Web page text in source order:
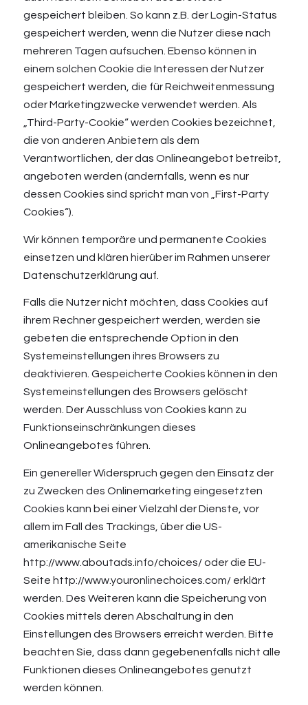
gespeichert bleiben. So kann z.B. der Login-Status
gespeichert werden, wenn die Nutzer diese nach
mehreren Tagen aufsuchen. Ebenso können in
einem solchen Cookie die Interessen der Nutzer
gespeichert werden, die für Reichweitenmessung
oder Marketingzwecke verwendet werden. Als
„Third-Party-Cookie“ werden Cookies bezeichnet,
die von anderen Anbietern als dem
Verantwortlichen, der das Onlineangebot betreibt,
angeboten werden (andernfalls, wenn es nur
dessen Cookies sind spricht man von „First-Party
Cookies“).
Wir können temporäre und permanente Cookies
einsetzen und klären hierüber im Rahmen unserer
Datenschutzerklärung auf.
Falls die Nutzer nicht möchten, dass Cookies auf
ihrem Rechner gespeichert werden, werden sie
gebeten die entsprechende Option in den
Systemeinstellungen ihres Browsers zu
deaktivieren. Gespeicherte Cookies können in den
Systemeinstellungen des Browsers gelöscht
werden. Der Ausschluss von Cookies kann zu
Funktionseinschränkungen dieses
Onlineangebotes führen.
Ein genereller Widerspruch gegen den Einsatz der
zu Zwecken des Onlinemarketing eingesetzten
Cookies kann bei einer Vielzahl der Dienste, vor
allem im Fall des Trackings, über die US-
amerikanische Seite
http://www.aboutads.info/choices/oder die EU-
Seite http://www.youronlinechoices.com/erklärt
werden. Des Weiteren kann die Speicherung von
Cookies mittels deren Abschaltung in den
Einstellungen des Browsers erreicht werden. Bitte
beachten Sie, dass dann gegebenenfalls nicht alle
Funktionen dieses Onlineangebotes genutzt
werden können.